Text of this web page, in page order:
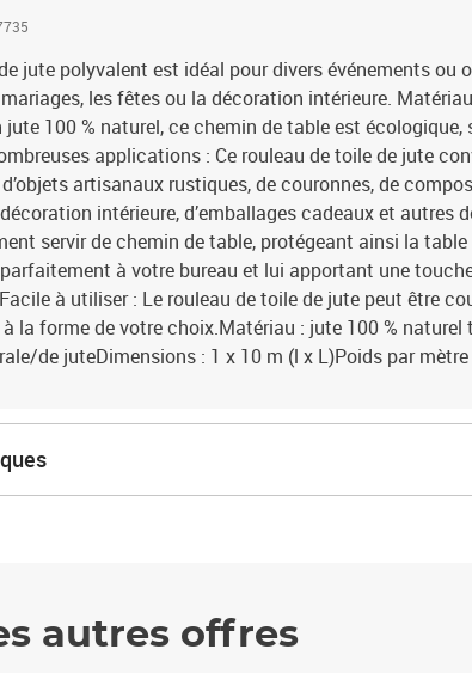
jute polyvalent est idéal pour divers événements ou
les fêtes ou la décoration intérieure.
jute 100 % naturel, ce chemin de table est écologique,
applications : Ce rouleau de toile de jute
artisanaux rustiques, de couronnes, de
intérieure, d’emballages cadeaux et autres
servir de chemin de table, protégeant ainsi la table
à votre bureau et lui apportant une
à utiliser : Le rouleau de toile de jute peut être
la forme de votre choix.Matériau : jute 100 % naturel
de juteDimensions : 1 x 10 m (l x L)Poids par
autres offres